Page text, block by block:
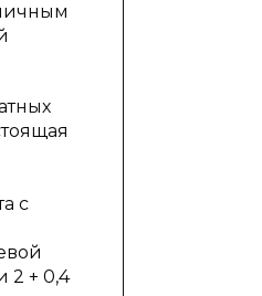
с
2 + 0,4